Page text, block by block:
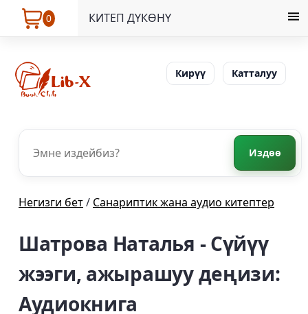
0 КИТЕП ДҮКӨНҮ
Кирүү Катталуу
Издөө
Негизги бет/ Санариптик жана аудио китептер
Шатрова Наталья - Сүйүү
жээги, ажырашуу деңизи:
Аудиокнига